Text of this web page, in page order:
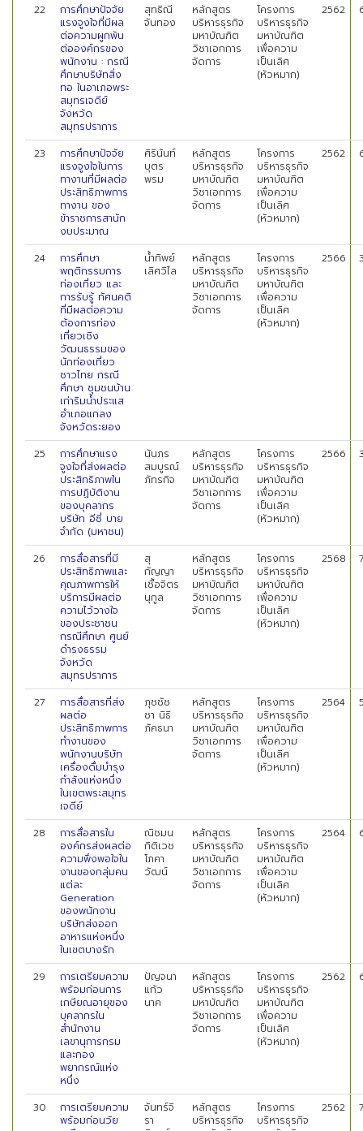
22
การศึกษาปัจจัย
แรงจูงใจที่มีผล
ต่อความผูกพัน
ต่อองค์กรของ
พนักงาน : กรณี
ศึกษาบริษัทสิ่ง
ทอ ในอาเภอพระ
สมุทรเจดีย์
จังหวัด
สมุทรปราการ
สุทธิณี
จันทอง
หลักสูตร
บริหารธุรกิจ
มหาบัณฑิต
วิชาเอกการ
จัดการ
โครงการ
บริหารธุรกิจ
มหาบัณฑิต
เพื่อความ
เป็นเลิศ
(หัวหมาก)
2562
23
การศึกษาปัจจัย
แรงจูงใจในการ
ทางานที่มีผลต่อ
ประสิทธิภาพการ
ทางาน ของ
ข้าราชการสานัก
งบประมาณ
ศิรินันท์
บุตร
พรม
หลักสูตร
บริหารธุรกิจ
มหาบัณฑิต
วิชาเอกการ
จัดการ
โครงการ
บริหารธุรกิจ
มหาบัณฑิต
เพื่อความ
เป็นเลิศ
(หัวหมาก)
2562
24
การศึกษา
พฤติกรรมการ
ท่องเที่ยว และ
การรับรู้ ทัศนคติ
ที่มีผลต่อความ
ต้องการท่อง
เที่ยวเชิง
วัฒนธรรมของ
นักท่องเที่ยว
ชาวไทย กรณี
ศึกษา ชุมชนบ้าน
เก่าริมน้ำประแส
อำเภอแกลง
จังหวัดระยอง
น้ำทิพย์
เลิศวิไล
หลักสูตร
บริหารธุรกิจ
มหาบัณฑิต
วิชาเอกการ
จัดการ
โครงการ
บริหารธุรกิจ
มหาบัณฑิต
เพื่อความ
เป็นเลิศ
(หัวหมาก)
2566
25
การศึกษาแรง
จูงใจที่ส่งผลต่อ
ประสิทธิภาพใน
การปฏิบัติงาน
ของบุคลากร
บริษัท อีซี่ บาย
จำกัด (มหาชน)
นันภร
สมบูรณ์
ภัทรกิจ
หลักสูตร
บริหารธุรกิจ
มหาบัณฑิต
วิชาเอกการ
จัดการ
โครงการ
บริหารธุรกิจ
มหาบัณฑิต
เพื่อความ
เป็นเลิศ
(หัวหมาก)
2566
26
การสื่อสารที่มี
ประสิทธิภาพและ
คุณภาพการให้
บริการมีผลต่อ
ความไว้วางใจ
ของประชาชน
กรณีศึกษา ศูนย์
ดำรงธรรม
จังหวัด
สมุทรปราการ
สุ
กัญญา
เชื้อจิตร
นุกูล
หลักสูตร
บริหารธุรกิจ
มหาบัณฑิต
วิชาเอกการ
จัดการ
โครงการ
บริหารธุรกิจ
มหาบัณฑิต
เพื่อความ
เป็นเลิศ
(หัวหมาก)
2568
27
การสื่อสารที่ส่ง
ผลต่อ
ประสิทธิภาพการ
ทำงานของ
พนักงานบริษัท
เครื่องดื่มบำรุง
กำลังแห่งหนึ่ง
ในเขตพระสมุทร
เจดีย์
ภุชชัช
ชา นิธิ
ภัคธนา
หลักสูตร
บริหารธุรกิจ
มหาบัณฑิต
วิชาเอกการ
จัดการ
โครงการ
บริหารธุรกิจ
มหาบัณฑิต
เพื่อความ
เป็นเลิศ
(หัวหมาก)
2564
28
การสื่อสารใน
องค์กรส่งผลต่อ
ความพึงพอใจใน
งานของกลุ่มคน
แต่ละ
Generation
ของพนักงาน
บริษัทส่งออก
อาหารแห่งหนึ่ง
ในเขตบางรัก
ณิชมน
กิติเวช
โภคา
วัฒน์
หลักสูตร
บริหารธุรกิจ
มหาบัณฑิต
วิชาเอกการ
จัดการ
โครงการ
บริหารธุรกิจ
มหาบัณฑิต
เพื่อความ
เป็นเลิศ
(หัวหมาก)
2564
29
การเตรียมความ
พร้อมก่อนการ
เกษียณอายุของ
บุคลากรใน
สำนักงาน
เลขานุการกรม
และกอง
พยากรณ์แห่ง
หนึ่ง
ปัญจนา
แก้ว
นาค
หลักสูตร
บริหารธุรกิจ
มหาบัณฑิต
วิชาเอกการ
จัดการ
โครงการ
บริหารธุรกิจ
มหาบัณฑิต
เพื่อความ
เป็นเลิศ
(หัวหมาก)
2562
30
การเตรียมความ
พร้อมก่อนวัย
จันทร์จิ
รา
หลักสูตร
บริหารธุรกิจ
โครงการ
บริหารธุรกิจ
2562